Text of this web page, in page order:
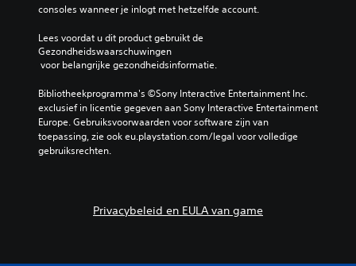
consoles wanneer je inlogt met hetzelfde account.
Lees voordat u dit product gebruikt de
Gezondheidswaarschuwingen
voor belangrijke gezondheidsinformatie.
Bibliotheekprogramma's ©Sony Interactive Entertainment Inc.
exclusief in licentie gegeven aan Sony Interactive Entertainment
Europe. Gebruiksvoorwaarden voor software zijn van
toepassing, zie ook eu.playstation.com/legal voor volledige
gebruiksrechten.
Privacybeleid en EULA van game